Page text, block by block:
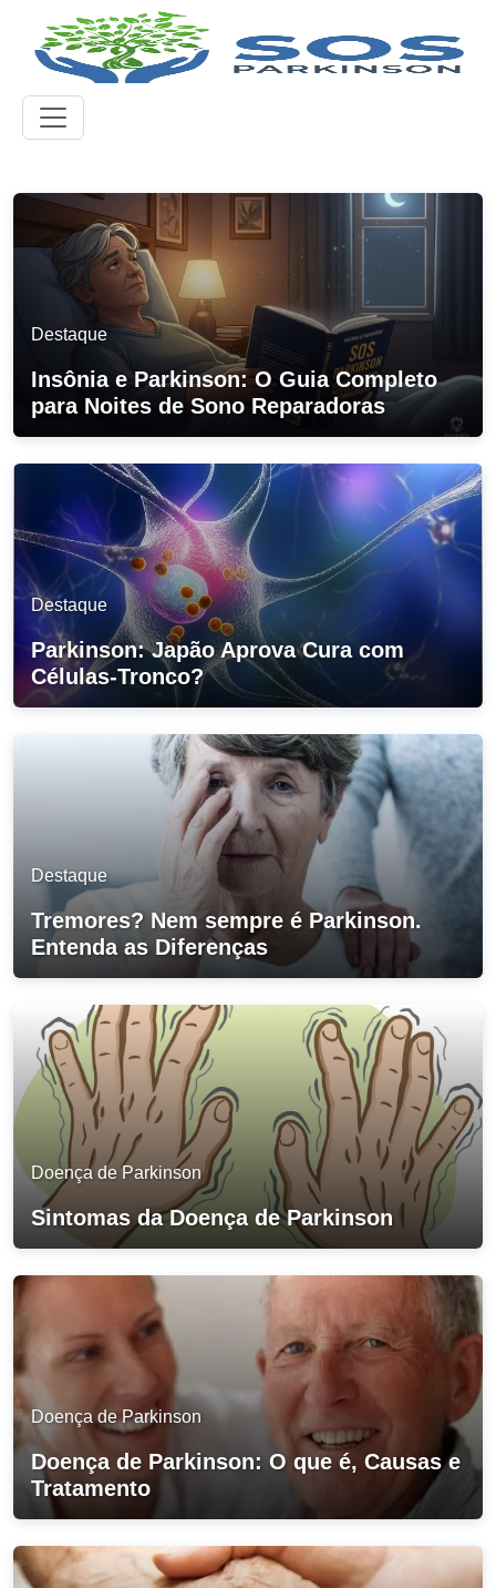
Destaque
Insônia e Parkinson: O Guia Completo
para Noites de Sono Reparadoras
Destaque
Parkinson: Japão Aprova Cura com
Células-Tronco?
Destaque
Tremores? Nem sempre é Parkinson.
Entenda as Diferenças
Doença de Parkinson
Sintomas da Doença de Parkinson
Doença de Parkinson
Doença de Parkinson: O que é, Causas e
Tratamento